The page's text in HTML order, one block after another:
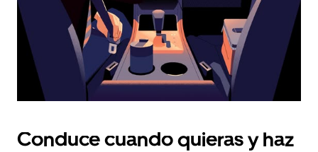
el
calendario.
Conduce cuando quieras y haz